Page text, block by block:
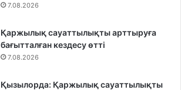
7.08.2026
Қаржылық сауаттылықты арттыруға
бағытталған кездесу өтті
7.08.2026
Қызылорда: Қаржылық сауаттылықты